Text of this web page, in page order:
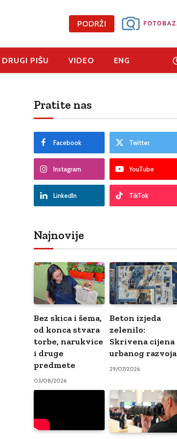
PODRŽI
DRUGI PIŠU VIDEO ENG
Pratite nas
Facebook Twitter
Instagram YouTube
LinkedIn TikTok
Najnovije
Bez skica i šema,
od konca stvara
torbe, narukvice
i druge
predmete
03/08/2026
Beton izjeda
zelenilo:
Skrivena cijena
urbanog razvoja
29/07/2026